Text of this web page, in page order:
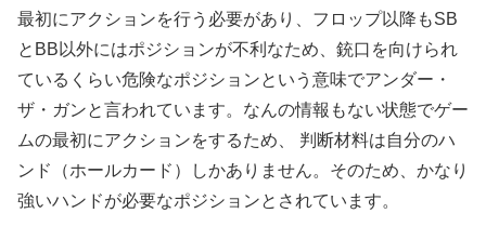
最初にアクションを行う必要があり、フロップ以降もSB
とBB以外にはポジションが不利なため、銃口を向けられ
ているくらい危険なポジションという意味でアンダー・
ザ・ガンと言われています。なんの情報もない状態でゲー
ムの最初にアクションをするため、 判断材料は自分のハ
ンド（ホールカード）しかありません。そのため、かなり
強いハンドが必要なポジションとされています。